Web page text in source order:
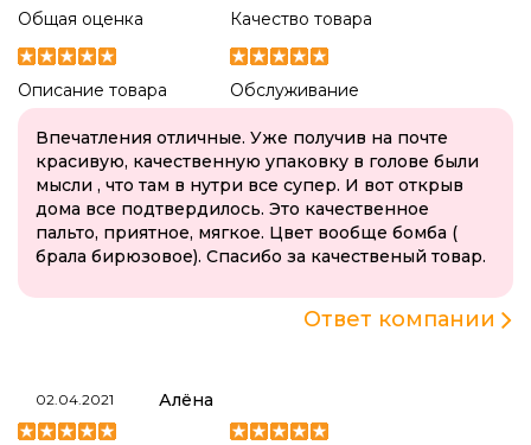
Общая оценка Качество товара
Описание товара Обслуживание
Впечатления отличные. Уже получив на почте
красивую, качественную упаковку в голове были
мысли , что там в нутри все супер. И вот открыв
дома все подтвердилось. Это качественное
пальто, приятное, мягкое. Цвет вообще бомба (
брала бирюзовое). Спасибо за качественый товар.
Ответ компании
02.04.2021 Алёна